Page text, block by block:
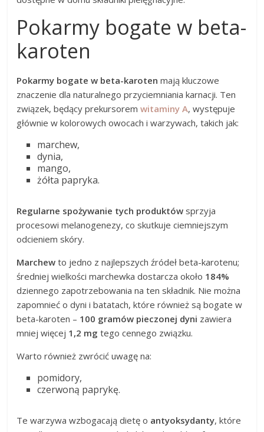
Pokarmy bogate w beta-
karoten
Pokarmy bogate w beta-karoten mają kluczowe
znaczenie dla naturalnego przyciemniania karnacji. Ten
związek, będący prekursoremwitaminy A, występuje
głównie w kolorowych owocach i warzywach, takich jak:
marchew,
dynia,
mango,
żółta papryka.
Regularne spożywanie tych produktów sprzyja
procesowi melanogenezy, co skutkuje ciemniejszym
odcieniem skóry.
Marchew to jedno z najlepszych źródeł beta-karotenu;
średniej wielkości marchewka dostarcza około 184%
dziennego zapotrzebowania na ten składnik. Nie można
zapomnieć o dyni i batatach, które również są bogate w
beta-karoten – 100 gramów pieczonej dyni zawiera
mniej więcej 1,2 mg tego cennego związku.
Warto również zwrócić uwagę na:
pomidory,
czerwoną paprykę.
Te warzywa wzbogacają dietę o antyoksydanty, które